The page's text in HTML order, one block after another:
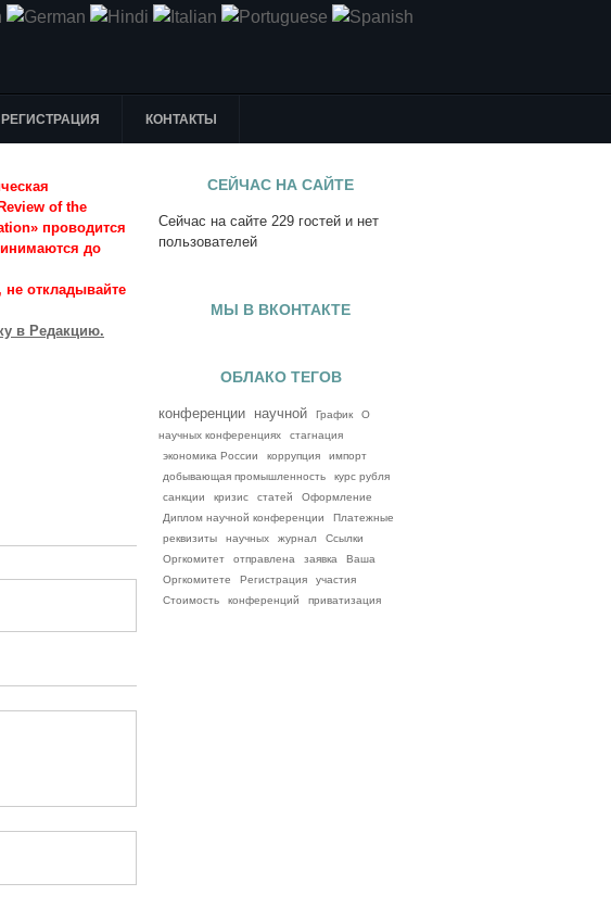
РЕГИСТРАЦИЯ КОНТАКТЫ
of the
проводится
до
откладывайте
в Редакцию.
СЕЙЧАС НА САЙТЕ
Сейчас на сайте 229 гостей и нет
пользователей
МЫ В ВКОНТАКТЕ
ОБЛАКО ТЕГОВ
конференции научной График
О
научных конференциях
стагнация
экономика России
коррупция
импорт
добывающая промышленность
курс рубля
санкции
кризис статей
Оформление
Диплом научной конференции
Платежные
реквизиты
научных журнал
Ссылки
Оргкомитет
отправлена заявка
Ваша
Оргкомитете
Регистрация
участия
Стоимость
конференций приватизация